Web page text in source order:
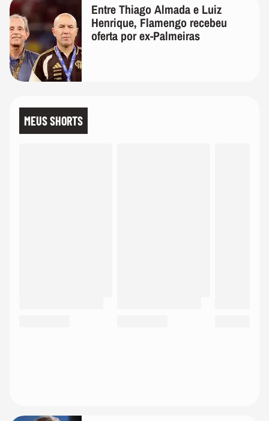
Entre Thiago Almada e Luiz
Henrique, Flamengo recebeu
oferta por ex-Palmeiras
MEUS SHORTS